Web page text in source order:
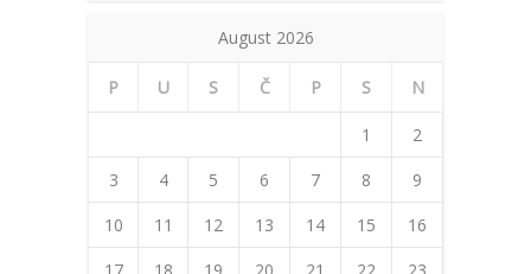
August 2026
P U S Č P S N
1
2
3
4 5 6 7 8
9
10
11 12 13 14 15
16